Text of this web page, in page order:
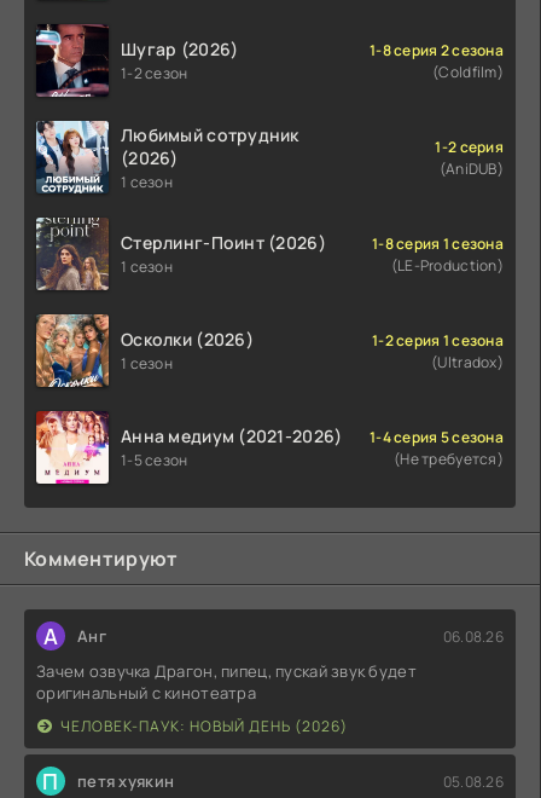
Шугар (2026)
1-2 сезон
1-8 серия 2 сезона
(Coldfilm)
Любимый сотрудник
(2026)
1 сезон
1-2 серия
(AniDUB)
Стерлинг-Поинт (2026)
1 сезон
1-8 серия 1 сезона
(LE-Production)
Осколки (2026)
1 сезон
1-2 серия 1 сезона
(Ultradox)
Анна медиум (2021-2026)
1-5 сезон
1-4 серия 5 сезона
(Не требуется)
Комментируют
А Анг 06.08.26
Зачем озвучка Драгон, пипец, пускай звук будет
оригинальный с кинотеатра
ЧЕЛОВЕК-ПАУК: НОВЫЙ ДЕНЬ (2026)
П петя хуякин 05.08.26